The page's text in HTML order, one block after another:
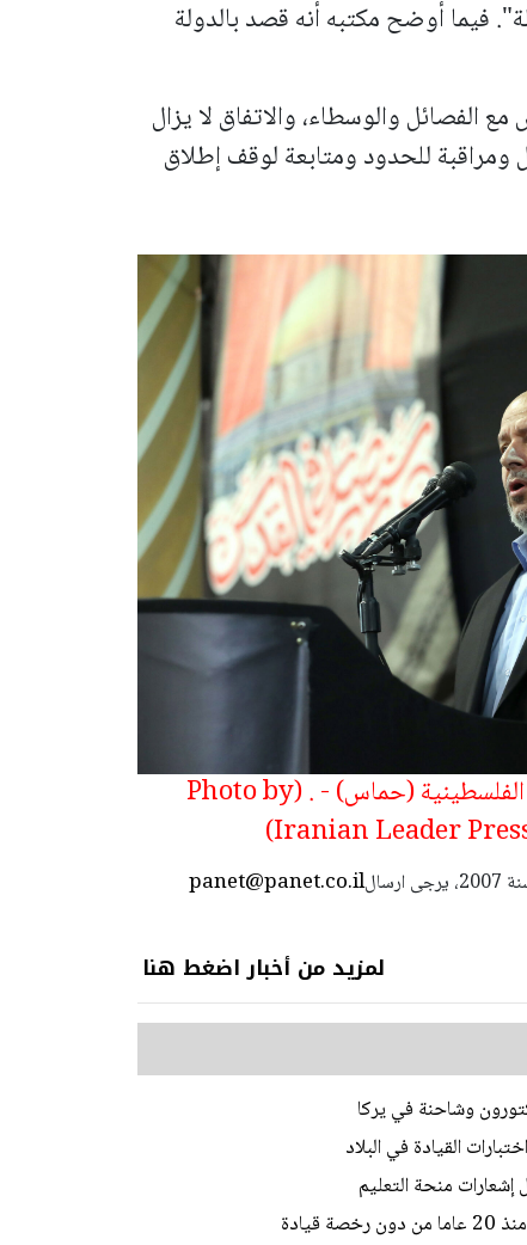
فيما أوضح مكتبه أنه قصد بالدولة
الفصائل والوسطاء، والاتفاق لا يزال
ومراقبة للحدود ومتابعة لوقف إطلاق
خليل الحية، رئيس حركة المقاومة الإسلامية الفلسطينية (حماس) - . (Photo by
Iranian Leader
panet@panet.co.ilاستعمال المضامين بموجب بند 27 أ لقانون الحقوق الأدبية لسنة 2007، يرجى ارسال
لمزيد من أخبار اضغط هنا
القيادة في البلاد
منحة التعليم